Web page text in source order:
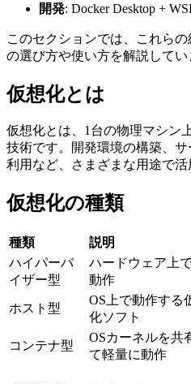
開発: Docker Desktop +
このセクションでは、これら
の選び方や使い方を解説してい
仮想化とは
仮想化とは、1台の物理マシン
技術です。開発環境の構築、
利用など、さまざまな用途で活
仮想化の種類
種類 説明
ハイパーバ
イザー型
ハードウェア上
動作
ホスト型
OS上で動作する
化ソフト
コンテナ型
OSカーネルを共
て軽量に動作